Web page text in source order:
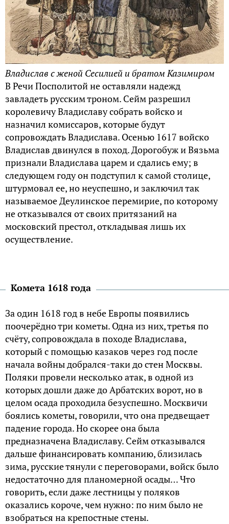
Владислав с женой Сесилией и братом Казимиром
В Речи Посполитой не оставляли надежд
завладеть русским троном. Сейм разрешил
королевичу Владиславу собрать войско и
назначил комиссаров, которые будут
сопровождать Владислава. Осенью 1617 войско
Владислав двинулся в поход. Дорогобуж и Вязьма
признали Владислава царем и сдались ему; в
следующем году он подступил к самой столице,
штурмовал ее, но неуспешно, и заключил так
называемое Деулинское перемирие, по которому
не отказывался от своих притязаний на
московский престол, откладывая лишь их
осуществление.
Комета 1618 года
За один 1618 год в небе Европы появились
поочерёдно три кометы. Одна из них, третья по
счёту, сопровождала в походе Владислава,
который с помощью казаков через год после
начала войны добрался-таки до стен Москвы.
Поляки провели несколько атак, в одной из
которых дошли даже до Арбатских ворот, но в
целом осада проходила безуспешно. Москвичи
боялись кометы, говорили, что она предвещает
падение города. Но скорее она была
предназначена Владиславу. Сейм отказывался
дальше финансировать компанию, близилась
зима, русские тянули с переговорами, войск было
недостаточно для планомерной осады… Что
говорить, если даже лестницы у поляков
оказались короче, чем нужно: по ним было не
взобраться на крепостные стены.